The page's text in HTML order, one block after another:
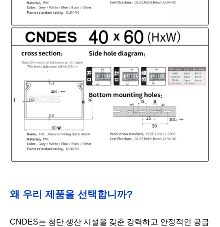
왜 우리 제품을 선택합니까?
CNDES는 첨단 생산 시설을 갖춘 강력하고 안정적인 공급